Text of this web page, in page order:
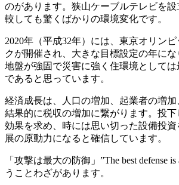
のがあります。狭山ケーブルテレビを
較しても驚くばかりの環境変化です。
2020年（平成32年）には、東京オリン
クが開催され、大きな目標設定の年にな
地盤が強固で災害に強く住環境として
であると思っています。
経済成長は、人口の増加、起業者の増加
結果的に税収の増加に繋がります。投
効果を求め、時には思い切った設備投
展の原動力になると確信しています。
「攻撃は最大の防御」”The best defense
うことわざがあります。